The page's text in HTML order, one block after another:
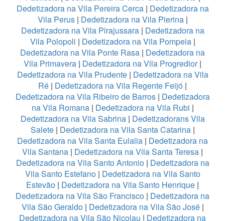
Dedetizadora na Vila Pereira Cerca| Dedetizadora na
Vila Perus| Dedetizadora na Vila Pierina|
Dedetizadora na Vila Pirajussara| Dedetizadora na
Vila Polopoli | Dedetizadora na Vila Pompeia|
Dedetizadora na Vila Ponte Rasa | Dedetizadora na
Vila Primavera | Dedetizadora na Vila Progredior|
Dedetizadora na Vila Prudente| Dedetizadora na Vila
Ré | Dedetizadora na Vila Regente Feijó |
Dedetizadora na Vila Ribeiro de Barros| Dedetizadora
na Vila Romana| Dedetizadora na Vila Rubi |
Dedetizadora na Vila Sabrina| Dedetizadorans Vila
Salete| Dedetizadora na Vila Santa Catarina|
Dedetizadora na Vila Santa Eulalia | Dedetizadora na
Vila Santana | Dedetizadora na Vila Santa Teresa |
Dedetizadora na Vila Santo Antonio| Dedetizadora na
Vila Santo Estefano| Dedetizadora na Vila Santo
Estevão | Dedetizadora na Vila Santo Henrique |
Dedetizadora na Vila São Francisco | Dedetizadora na
Vila São Geraldo| Dedetizadora na Vila São José|
Dedetizadora na Vila São Nicolau | Dedetizadora na